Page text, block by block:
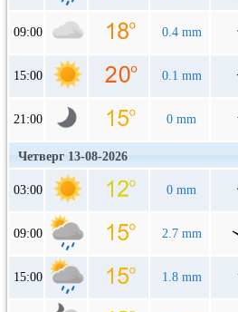
09:00 0.4 mm
15:00 0.1 mm
21:00 0 mm
Четверг 13-08-2026
03:00 0 mm
09:00 2.7 mm
15:00 1.8 mm